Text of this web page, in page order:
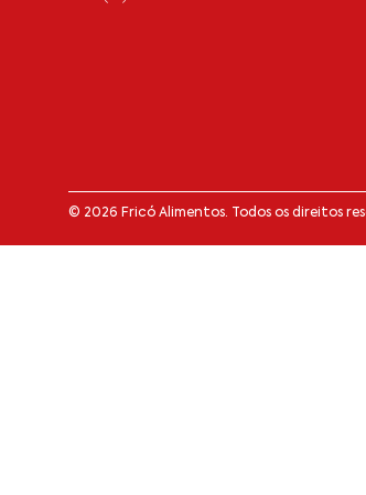
© 2026 Fricó Alimentos. Todos os direitos